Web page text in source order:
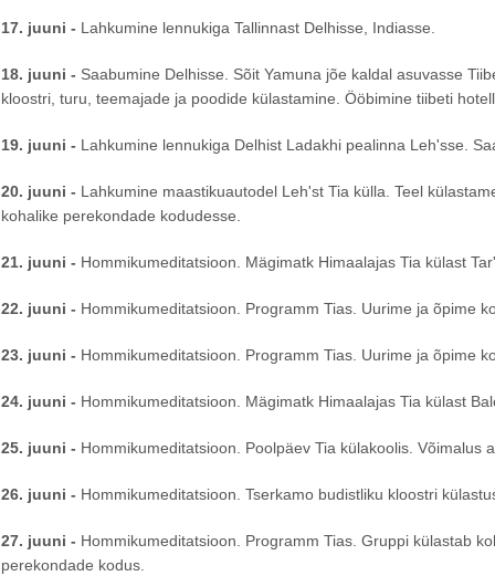
17. juuni - Lahkumine lennukiga Tallinnast Delhisse, Indiasse.
18. juuni - Saabumine Delhisse. Sõit Yamuna jõe kaldal asuvasse
kloostri, turu, teemajade ja poodide külastamine. Ööbimine tiibeti
19. juuni - Lahkumine lennukiga Delhist Ladakhi pealinna Leh'sse.
20. juuni - Lahkumine maastikuautodel Leh'st Tia külla. Teel
kohalike perekondade kodudesse.
21. juuni - Hommikumeditatsioon. Mägimatk Himaalajas Tia külast
22. juuni - Hommikumeditatsioon. Programm Tias. Uurime ja õpime
23. juuni - Hommikumeditatsioon. Programm Tias. Uurime ja õpime
24. juuni - Hommikumeditatsioon. Mägimatk Himaalajas Tia külast
25. juuni - Hommikumeditatsioon. Poolpäev Tia külakoolis.
26. juuni - Hommikumeditatsioon. Tserkamo budistliku kloostri
27. juuni - Hommikumeditatsioon. Programm Tias. Gruppi külastab
perekondade kodus.